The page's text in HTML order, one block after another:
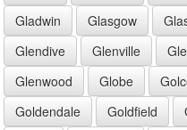
Gladwin
Glasgow
Glendive
Glenville
Glenwood
Globe
Goldendale
Goldfield